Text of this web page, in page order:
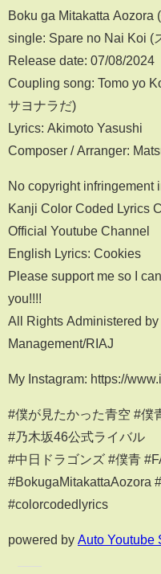
Boku ga Mitakatta Aozora
single: Spare no Nai Koi (
Release date: 07/08/2024
Coupling song: Tomo yo
サヨナラだ)
Lyrics: Akimoto Yasushi
Composer / Arranger:
No copyright infringement
Kanji Color Coded Lyrics
Official Youtube Channel
English Lyrics: Cookies
Please support me so I
you!!!!
All Rights Administered
Management/RIAJ
My Instagram: https://
#僕が見たかった青空 #僕
#乃木坂46公式ライバル
#中日ドラゴンズ #僕青
#BokugaMitakattaAozora
#colorcodedlyrics
powered by Auto Youtube